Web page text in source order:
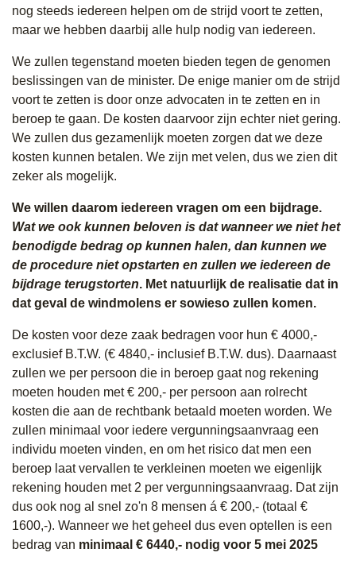
nog steeds iedereen helpen om de strijd voort te zetten,
maar we hebben daarbij alle hulp nodig van iedereen.
We zullen tegenstand moeten bieden tegen de genomen
beslissingen van de minister. De enige manier om de strijd
voort te zetten is door onze advocaten in te zetten en in
beroep te gaan. De kosten daarvoor zijn echter niet gering.
We zullen dus gezamenlijk moeten zorgen dat we deze
kosten kunnen betalen. We zijn met velen, dus we zien dit
zeker als mogelijk.
We willen daarom iedereen vragen om een bijdrage.
Wat we ook kunnen beloven is dat wanneer we niet het
benodigde bedrag op kunnen halen, dan kunnen we
de procedure niet opstarten en zullen we iedereen de
bijdrage terugstorten. Met natuurlijk de realisatie dat in
dat geval de windmolens er sowieso zullen komen.
De kosten voor deze zaak bedragen voor hun € 4000,-
exclusief B.T.W. (€ 4840,- inclusief B.T.W. dus). Daarnaast
zullen we per persoon die in beroep gaat nog rekening
moeten houden met € 200,- per persoon aan rolrecht
kosten die aan de rechtbank betaald moeten worden. We
zullen minimaal voor iedere vergunningsaanvraag een
individu moeten vinden, en om het risico dat men een
beroep laat vervallen te verkleinen moeten we eigenlijk
rekening houden met 2 per vergunningsaanvraag. Dat zijn
dus ook nog al snel zo'n 8 mensen á € 200,- (totaal €
1600,-). Wanneer we het geheel dus even optellen is een
bedrag van minimaal € 6440,- nodig voor 5 mei 2025